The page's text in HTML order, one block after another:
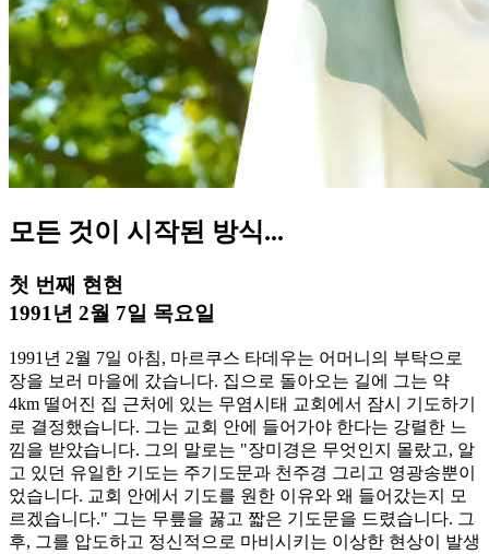
모든 것이 시작된 방식...
첫 번째 현현
1991년 2월 7일 목요일
1991년 2월 7일 아침, 마르쿠스 타데우는 어머니의 부탁으로
장을 보러 마을에 갔습니다. 집으로 돌아오는 길에 그는 약
4km 떨어진 집 근처에 있는 무염시태 교회에서 잠시 기도하기
로 결정했습니다. 그는 교회 안에 들어가야 한다는 강렬한 느
낌을 받았습니다. 그의 말로는 "장미경은 무엇인지 몰랐고, 알
고 있던 유일한 기도는 주기도문과 천주경 그리고 영광송뿐이
었습니다. 교회 안에서 기도를 원한 이유와 왜 들어갔는지 모
르겠습니다." 그는 무릎을 꿇고 짧은 기도문을 드렸습니다. 그
후, 그를 압도하고 정신적으로 마비시키는 이상한 현상이 발생